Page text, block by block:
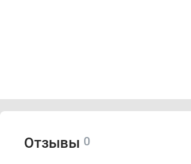
Отзывы 0